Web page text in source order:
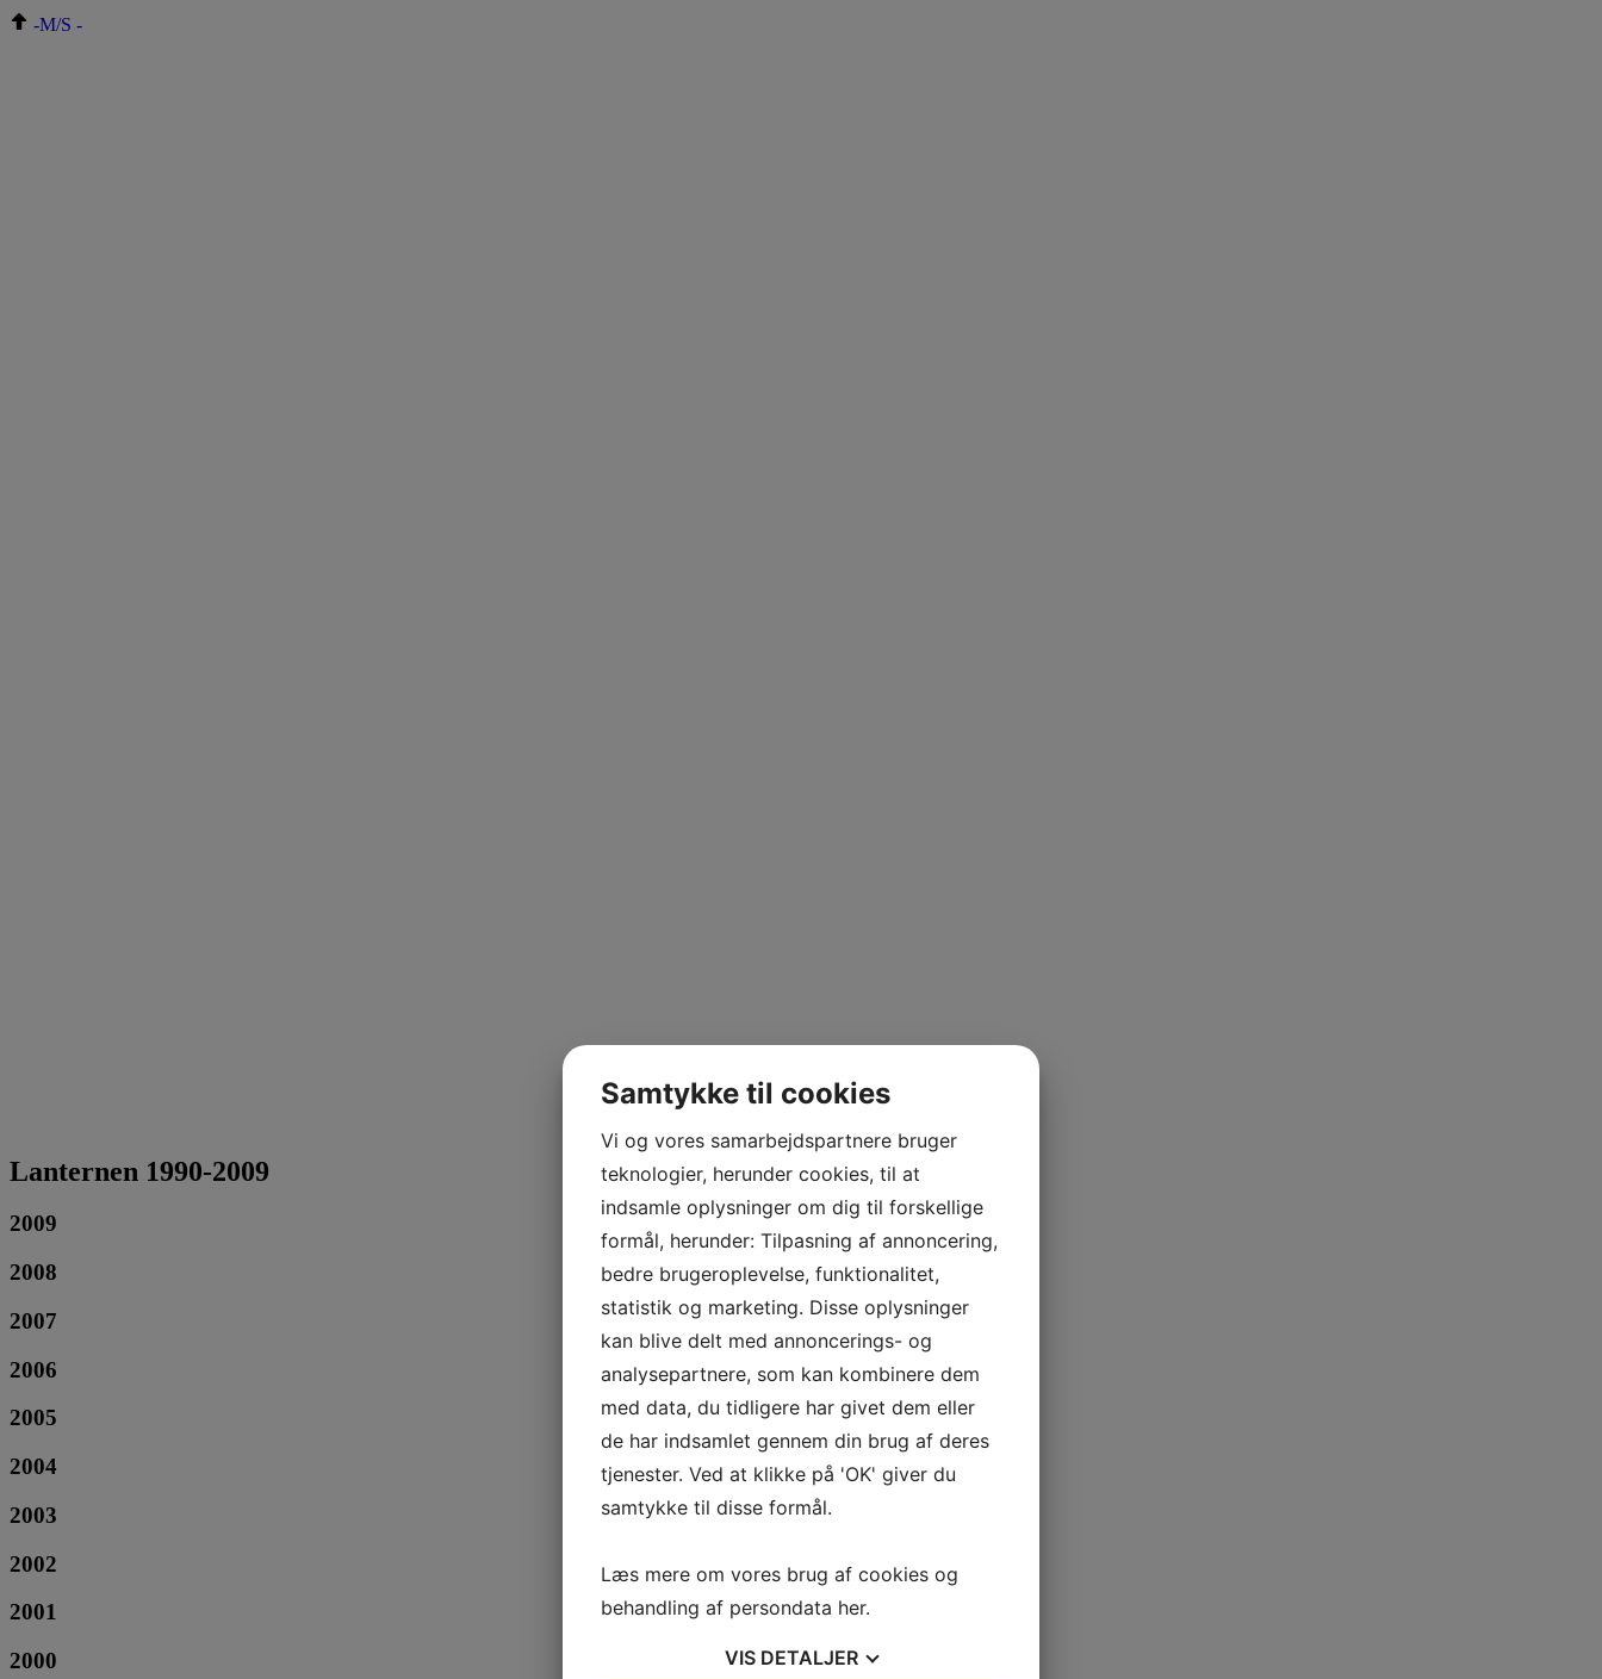
-M/S -
Lanternen 1990-2009
2009
2008
2007
2006
2005
2004
2003
2002
2001
2000
Samtykke til cookies
Vi og vores samarbejdspartnere bruger
teknologier, herunder cookies, til at
indsamle oplysninger om dig til forskellige
formål, herunder: Tilpasning af annoncering,
bedre brugeroplevelse, funktionalitet,
statistik og marketing. Disse oplysninger
kan blive delt med annoncerings- og
analysepartnere, som kan kombinere dem
med data, du tidligere har givet dem eller
de har indsamlet gennem din brug af deres
tjenester. Ved at klikke på 'OK' giver du
samtykke til disse formål.
Læs mere om vores brug af cookies og
behandling af persondata her.
VIS DETALJER